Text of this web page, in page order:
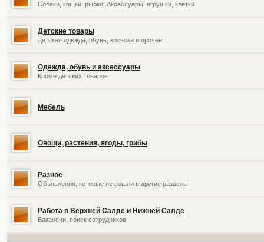
Собаки, кошки, рыбки. Аксессуары, игрушки, клетки
Детские товары
Детская одежда, обувь, коляски и прочее
Одежда, обувь и аксессуары
Кроме детских товаров
Мебель
Овощи, растения, ягоды, грибы
Разное
Объявления, которые не вошли в другие разделы
Работа в Верхней Салде и Нижней Салде
Вакансии, поиск сотрудников